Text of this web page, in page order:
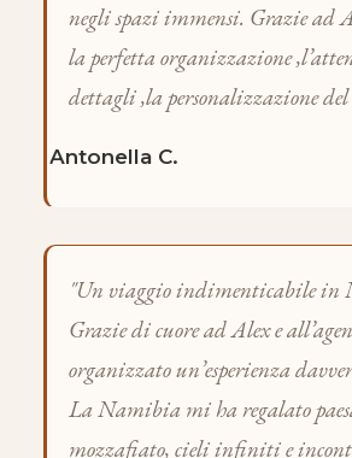
negli spazi immensi. Grazie ad
la perfetta organizzazione
dettagli ,la personalizzazione
Antonella C.
"Un viaggio indimenticabile
Grazie di cuore ad Alex e
organizzato un’esperienza
La Namibia mi ha regalato
mozzafiato, cieli infiniti e